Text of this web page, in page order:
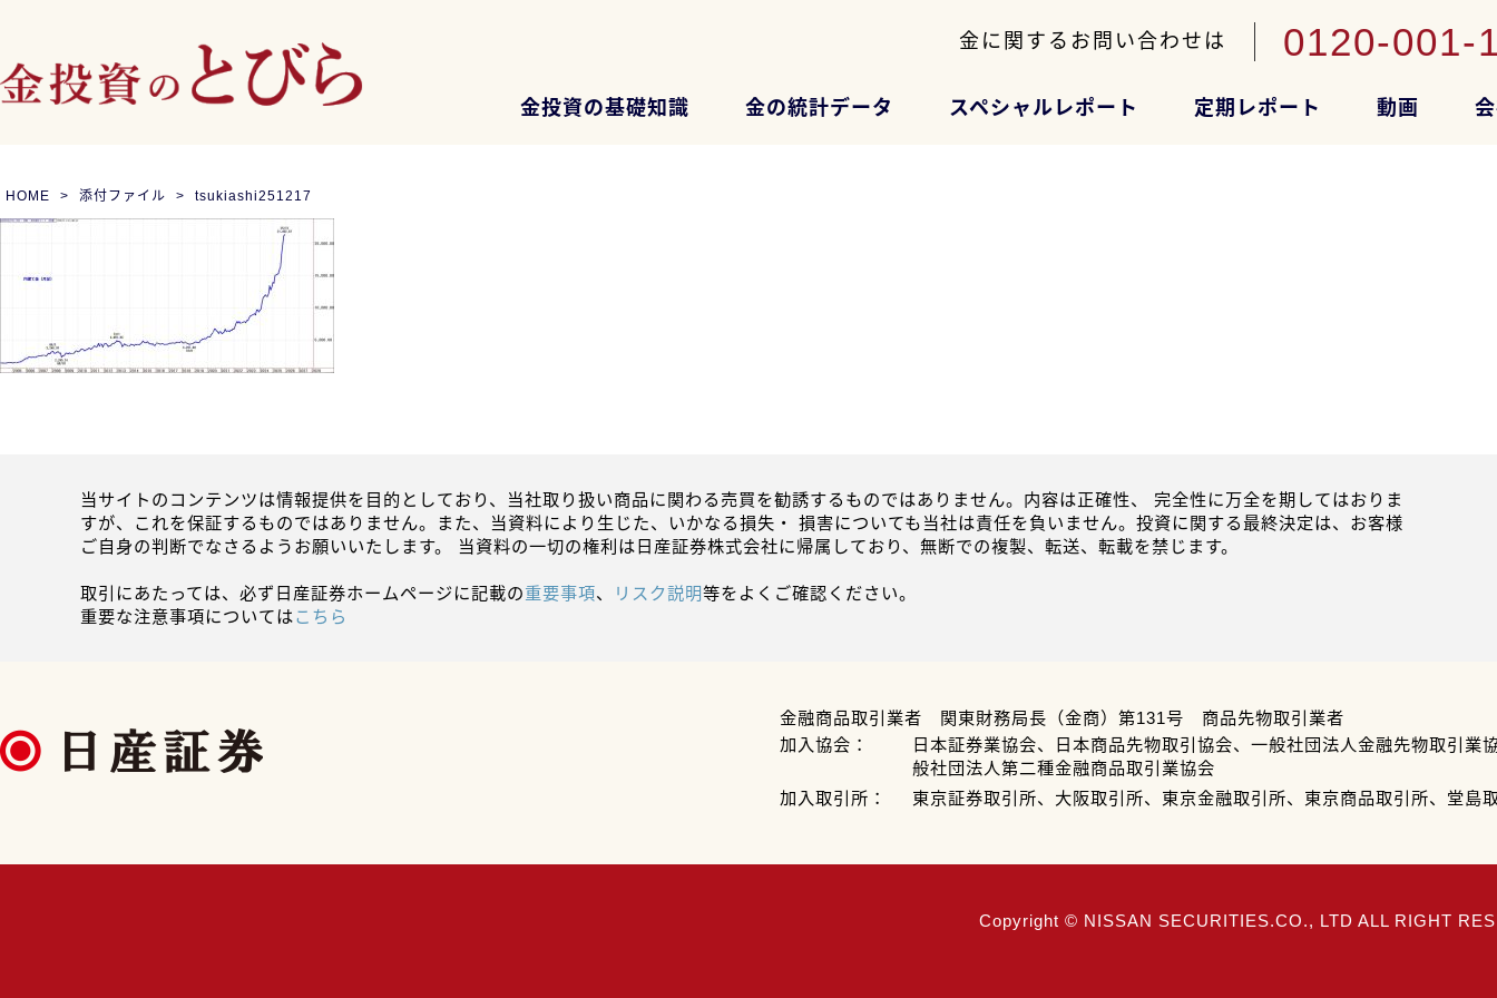
金に関するお問い合わせは 0120-001-
金投資の基礎知識 金の統計データ スペシャルレポート 定期レポート 動画
HOME 添付ファイル tsukiashi251217
当サイトのコンテンツは情報提供を目的としており、当社取り扱い商品に関わる売買を勧誘するものではありません。内容は正確性、 完全性に万全を期してはおりま
すが、これを保証するものではありません。また、当資料により生じた、いかなる損失・ 損害についても当社は責任を負いません。投資に関する最終決定は、お客様
ご自身の判断でなさるようお願いいたします。 当資料の一切の権利は日産証券株式会社に帰属しており、無断での複製、転送、転載を禁じます。
取引にあたっては、必ず日産証券ホームページに記載の重要事項、 リスク説明等をよくご確認ください。
重要な注意事項についてはこちら
金融商品取引業者 関東財務局長（金商）第131号 商品先物取引業者
加入協会：
日本証券業協会、日本商品先物取引協会、一般社団法人金融先物取引業
般社団法人第二種金融商品取引業協会
加入取引所：
東京証券取引所、大阪取引所、東京金融取引所、東京商品取引所、堂島
Copyright © NISSAN SECURITIES.CO., LTD ALL RIGHT